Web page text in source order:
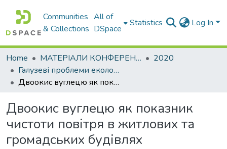
Communities
& Collections
All of
DSpace
Statistics Log In
Home МАТЕРІАЛИ КОНФЕРЕНЦІЙ
2020
Галузеві прoблеми екoлoгічнoї безпеки
Двоокис вуглецю як показник чистоти повітря в житлових та громадських будівлях
Двоокис вуглецю як показник
чистоти повітря в житлових та
громадських будівлях